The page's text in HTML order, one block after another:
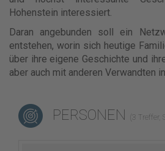
Hohenstein interessiert.
Daran angebunden soll ein
entstehen, worin sich heutige
über ihre eigene Geschichte und
aber auch mit anderen Verwandten
PERSONEN (3 Treffer,